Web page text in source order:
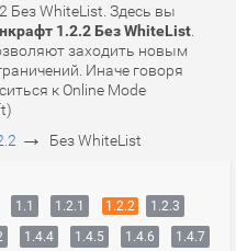
Без WhiteList. Здесь вы
1.2.2 Без WhiteList
заходить новым
Иначе говоря
к Online Mode
→ Без WhiteList
1.1 1.2.1 1.2.2
1.2.3
1.4.4 1.4.5 1.4.6
1.4.7